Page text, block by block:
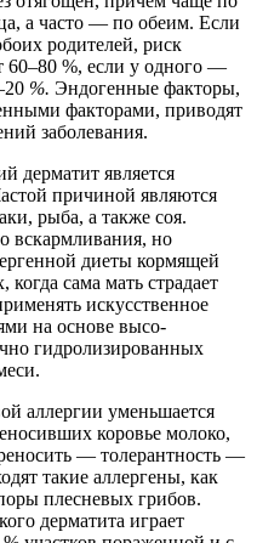
а часто — по обеим. Если
родителей, риск
60–80 %, если у одного —
%. Эндогенные факторы,
факторами, приводят
заболевания.
дерматит является
причиной являются
рыба, а также соя.
вскармливания, но
диеты кормящей
сама мать страдает
искусственное
на основе высо-
гидролизированных
аллергии уменьшается
коровье молоко,
— толерантность —
такие аллергены, как
плесневых грибов.
дерматита играет